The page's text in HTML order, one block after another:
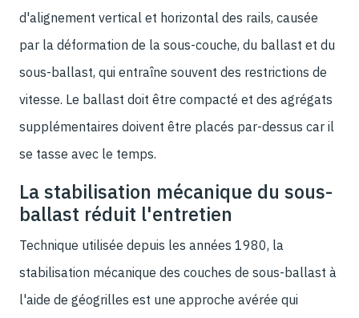
d'alignement vertical et horizontal des rails, causée
par la déformation de la sous-couche, du ballast et du
sous-ballast, qui entraîne souvent des restrictions de
vitesse. Le ballast doit être compacté et des agrégats
supplémentaires doivent être placés par-dessus car il
se tasse avec le temps.
La stabilisation mécanique du sous-
ballast réduit l'entretien
Technique utilisée depuis les années 1980, la
stabilisation mécanique des couches de sous-ballast à
l'aide de géogrilles est une approche avérée qui